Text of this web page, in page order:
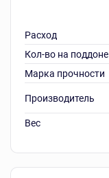
Расход
Кол-во на поддоне
Марка прочности
Производитель
Вес